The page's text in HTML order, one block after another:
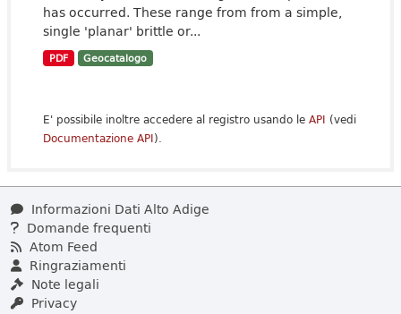
has occurred. These range from from a simple,
single 'planar' brittle or...
PDF Geocatalogo
E' possibile inoltre accedere al registro usando le API (vedi
Documentazione API).
Informazioni Dati Alto Adige
Domande frequenti
Atom Feed
Ringraziamenti
Note legali
Privacy